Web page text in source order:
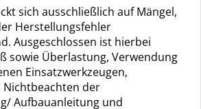
sich ausschließlich auf Mängel,
Herstellungsfehler
Ausgeschlossen ist hierbei
sowie Überlastung, Verwendung
Einsatzwerkzeugen,
Nichtbeachten der
Aufbauanleitung und